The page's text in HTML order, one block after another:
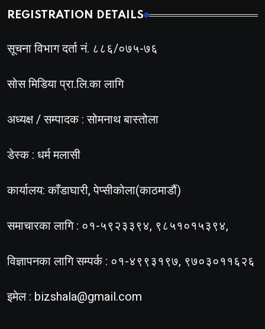
REGISTRATION DETAILS
सूचना विभाग दर्ता नं. ८८६/०७५-७६
सोस मिडिया प्रा.लि.का लागि
अध्यक्ष / सम्पादक : सोमनाथ बास्तोला
डेस्क : धर्म मलासी
कार्यालय: काँडाघारी, पेप्सीकोला(काठमाडौं)
समाचारका लागि : ०१-५९२३३९४, ९८५१०१५३९४,
विज्ञापनका लागि सम्पर्क : ०१-४९९३१९७, ९७०३०११६२६
इमेल : bizshala@gmail.com